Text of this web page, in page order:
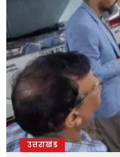
उत्तराखंड